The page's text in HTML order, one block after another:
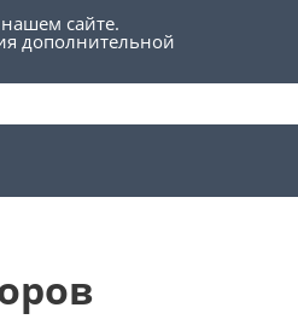
8 (800) 555 69 93
сайте.
дополнительной